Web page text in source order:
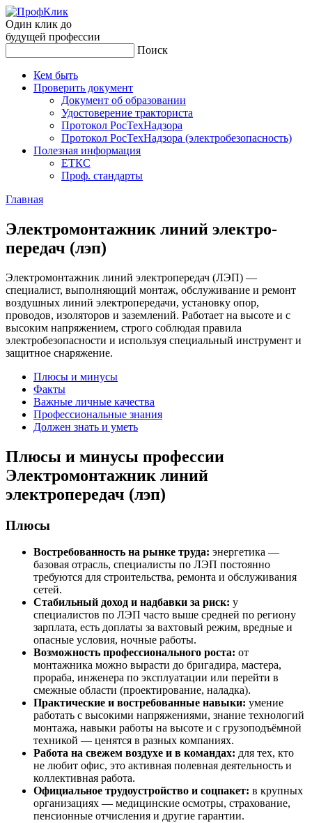
Один клик до
будущей профессии
Поиск
Кем быть
Проверить документ
Документ об образовании
Удостоверение тракториста
Протокол РосТехНадзора
Протокол РосТехНадзора (электробезопасность)
Полезная информация
ЕТКС
Проф. стандарты
Главная
Элек­тро­мон­тажник ли­ний элек­тро­
пере­дач (лэп)
Электромонтажник линий электропередач (ЛЭП) —
специалист, выполняющий монтаж, обслуживание и ремонт
воздушных линий электропередачи, установку опор,
проводов, изоляторов и заземлений. Работает на высоте и с
высоким напряжением, строго соблюдая правила
электробезопасности и используя специальный инструмент и
защитное снаряжение.
Плюсы и минусы
Факты
Важные личные качества
Профессиональные знания
Должен знать и уметь
Плюсы и минусы профессии
Электромонтажник линий
электропередач (лэп)
Плюсы
Востребованность на рынке труда: энергетика —
базовая отрасль, специалисты по ЛЭП постоянно
требуются для строительства, ремонта и обслуживания
сетей.
Стабильный доход и надбавки за риск: у
специалистов по ЛЭП часто выше средней по региону
зарплата, есть доплаты за вахтовый режим, вредные и
опасные условия, ночные работы.
Возможность профессионального роста: от
монтажника можно вырасти до бригадира, мастера,
прораба, инженера по эксплуатации или перейти в
смежные области (проектирование, наладка).
Практические и востребованные навыки: умение
работать с высокими напряжениями, знание технологий
монтажа, навыки работы на высоте и с грузоподъёмной
техникой — ценятся в разных компаниях.
Работа на свежем воздухе и в командах: для тех, кто
не любит офис, это активная полевная деятельность и
коллективная работа.
Официальное трудоустройство и соцпакет: в крупных
организациях — медицинские осмотры, страхование,
пенсионные отчисления и другие гарантии.